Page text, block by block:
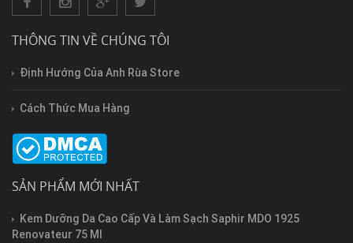
THÔNG TIN VỀ CHÚNG TÔI
Định Hướng Của Anh Rùa Store
Cách Thức Mua Hàng
SẢN PHẨM MỚI NHẤT
Kem Dưỡng Da Cao Cấp Và Làm Sạch Saphir MDO 1925
Renovateur 75 Ml